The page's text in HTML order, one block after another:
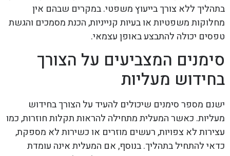
בתהליך ללא צורך בייעוץ משפטי. במקרים שבהם אין
מחלוקות משפטיות או בעיות קנייניות, הכנת מסמכים והגשת
טפסים יכולה להתבצע באופן עצמאי.
סימנים המצביעים על הצורך
בחידוש מעליות
ישנם מספר סימנים שיכולים להעיד על הצורך בחידוש
מעליות. כאשר המעלית מתחילה להראות תקלות חוזרות, כמו
עצירות לא צפויות, רעשים מוזרים או כשירות לא מספקת,
כדאי להתחיל בתהליך. בנוסף, אם המעלית אינה עומדת